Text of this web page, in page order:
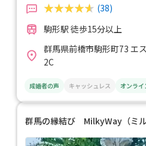
(38)
駒形駅 徒歩15分以上
群馬県前橋市駒形町73 エ
2C
成婚者の声 キャッシュレス オンライ
群馬の縁結び MilkyWay（ミル